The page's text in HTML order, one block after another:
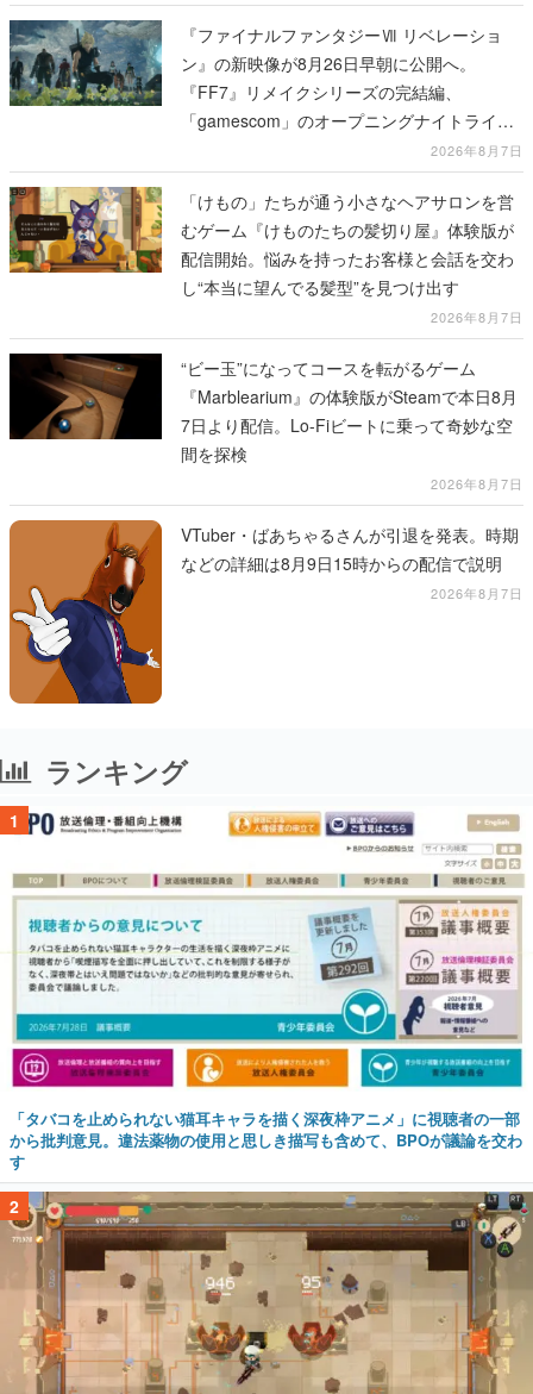
『ファイナルファンタジーⅦ リベレーショ
ン』の新映像が8月26日早朝に公開へ。
『FF7』リメイクシリーズの完結編、
「gamescom」のオープニングナイトライブ
にてディレクターの浜口直樹氏が登壇する予
定
2026年8月7日
「けもの」たちが通う小さなヘアサロンを営
むゲーム『けものたちの髪切り屋』体験版が
配信開始。悩みを持ったお客様と会話を交わ
し“本当に望んでる髪型”を見つけ出す
2026年8月7日
“ビー玉”になってコースを転がるゲーム
『Marblearium』の体験版がSteamで本日8月
7日より配信。Lo-Fiビートに乗って奇妙な空
間を探検
2026年8月7日
VTuber・ばあちゃるさんが引退を発表。時期
などの詳細は8月9日15時からの配信で説明
2026年8月7日
ランキング
1
「タバコを止められない猫耳キャラを描く深夜枠アニメ」に視聴者の一部
から批判意見。違法薬物の使用と思しき描写も含めて、BPOが議論を交わ
す
2